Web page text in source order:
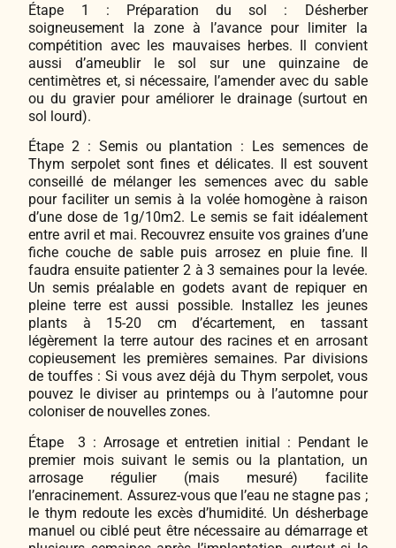
Étape 1 : Préparation du sol : Désherber
soigneusement la zone à l’avance pour limiter la
compétition avec les mauvaises herbes. Il convient
aussi d’ameublir le sol sur une quinzaine de
centimètres et, si nécessaire, l’amender avec du sable
ou du gravier pour améliorer le drainage (surtout en
sol lourd).
Étape 2 : Semis ou plantation : Les semences de
Thym serpolet sont fines et délicates. Il est souvent
conseillé de mélanger les semences avec du sable
pour faciliter un semis à la volée homogène à raison
d’une dose de 1g/10m2. Le semis se fait idéalement
entre avril et mai. Recouvrez ensuite vos graines d’une
fiche couche de sable puis arrosez en pluie fine. Il
faudra ensuite patienter 2 à 3 semaines pour la levée.
Un semis préalable en godets avant de repiquer en
pleine terre est aussi possible. Installez les jeunes
plants à 15-20 cm d’écartement, en tassant
légèrement la terre autour des racines et en arrosant
copieusement les premières semaines. Par divisions
de touffes : Si vous avez déjà du Thym serpolet, vous
pouvez le diviser au printemps ou à l’automne pour
coloniser de nouvelles zones.
Étape 3 : Arrosage et entretien initial : Pendant le
premier mois suivant le semis ou la plantation, un
arrosage régulier (mais mesuré) facilite
l’enracinement. Assurez-vous que l’eau ne stagne pas ;
le thym redoute les excès d’humidité. Un désherbage
manuel ou ciblé peut être nécessaire au démarrage et